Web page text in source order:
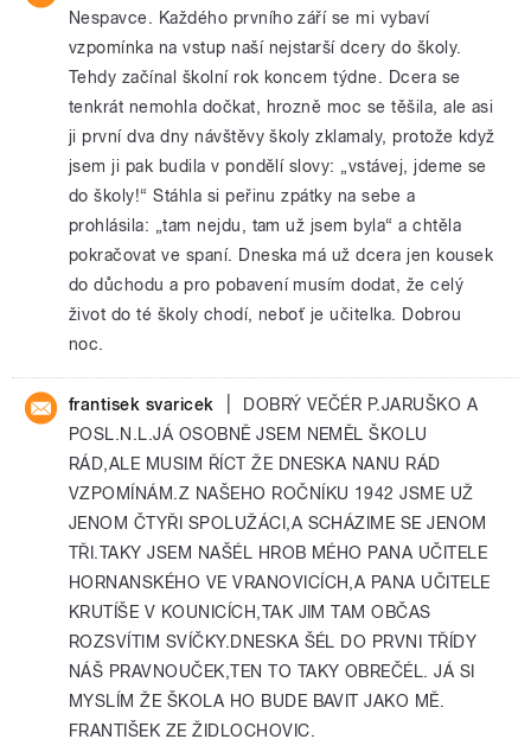
Nespavce. Každého prvního září se mi vybaví
vzpomínka na vstup naší nejstarší dcery do školy.
Tehdy začínal školní rok koncem týdne. Dcera se
tenkrát nemohla dočkat, hrozně moc se těšila, ale asi
ji první dva dny návštěvy školy zklamaly, protože když
jsem ji pak budila v pondělí slovy: „vstávej, jdeme se
do školy!“ Stáhla si peřinu zpátky na sebe a
prohlásila: „tam nejdu, tam už jsem byla“ a chtěla
pokračovat ve spaní. Dneska má už dcera jen kousek
do důchodu a pro pobavení musím dodat, že celý
život do té školy chodí, neboť je učitelka. Dobrou
noc.
frantisek svaricek
DOBRÝ VEČÉR P.JARUŠKO A
POSL.N.L.JÁ OSOBNĚ JSEM NEMĚL ŠKOLU
RÁD,ALE MUSIM ŘÍCT ŽE DNESKA NANU RÁD
VZPOMÍNÁM.Z NAŠEHO ROČNÍKU 1942 JSME UŽ
JENOM ČTYŘI SPOLUŽÁCI,A SCHÁZIME SE JENOM
TŘI.TAKY JSEM NAŠÉL HROB MÉHO PANA UČITELE
HORNANSKÉHO VE VRANOVICÍCH,A PANA UČITELE
KRUTÍŠE V KOUNICÍCH,TAK JIM TAM OBČAS
ROZSVÍTIM SVÍČKY.DNESKA ŠÉL DO PRVNI TŘÍDY
NÁŠ PRAVNOUČEK,TEN TO TAKY OBREČÉL. JÁ SI
MYSLÍM ŽE ŠKOLA HO BUDE BAVIT JAKO MĚ.
FRANTIŠEK ZE ŽIDLOCHOVIC.